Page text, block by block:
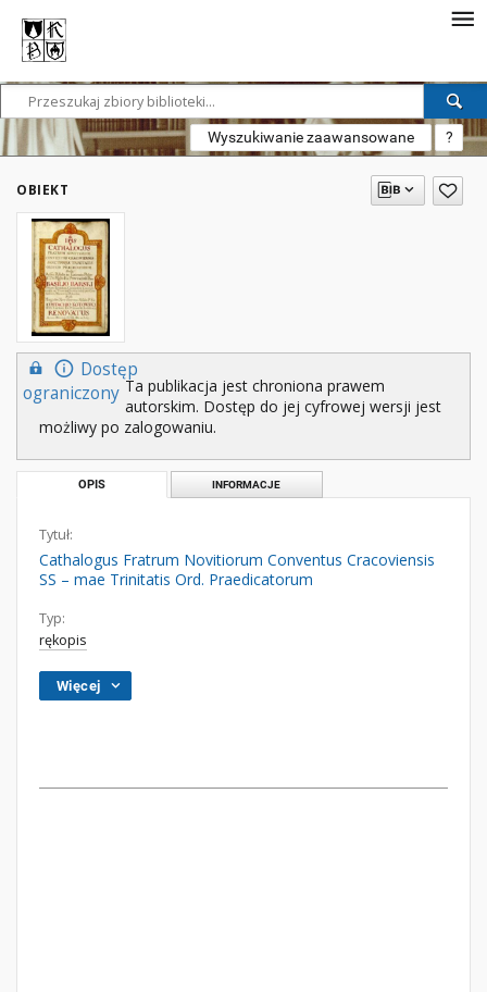
Wyszukiwanie zaawansowane ?
OBIEKT
Dostęp
ograniczony Ta publikacja jest chroniona prawem
autorskim. Dostęp do jej cyfrowej wersji jest
możliwy po zalogowaniu.
OPIS INFORMACJE
Tytuł:
Cathalogus Fratrum Novitiorum Conventus Cracoviensis
SS – mae Trinitatis Ord. Praedicatorum
Typ:
rękopis
Więcej